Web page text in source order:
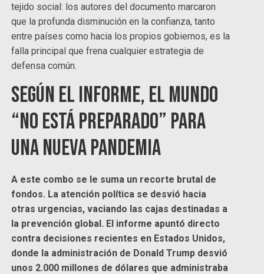
tejido social: los autores del documento marcaron
que la profunda disminución en la confianza, tanto
entre países como hacia los propios gobiernos, es la
falla principal que frena cualquier estrategia de
defensa común.
Según el informe, el mundo
“no está preparado” para
una nueva pandemia
A este combo se le suma un recorte brutal de
fondos. La atención política se desvió hacia
otras urgencias, vaciando las cajas destinadas a
la prevención global. El informe apuntó directo
contra decisiones recientes en Estados Unidos,
donde la administración de Donald Trump desvió
unos 2.000 millones de dólares que administraba